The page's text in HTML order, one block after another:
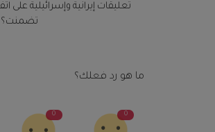
تعليقات إيرانية وإسرائيلية على
تضمنت؟
ما هو رد فعلك؟
0
0